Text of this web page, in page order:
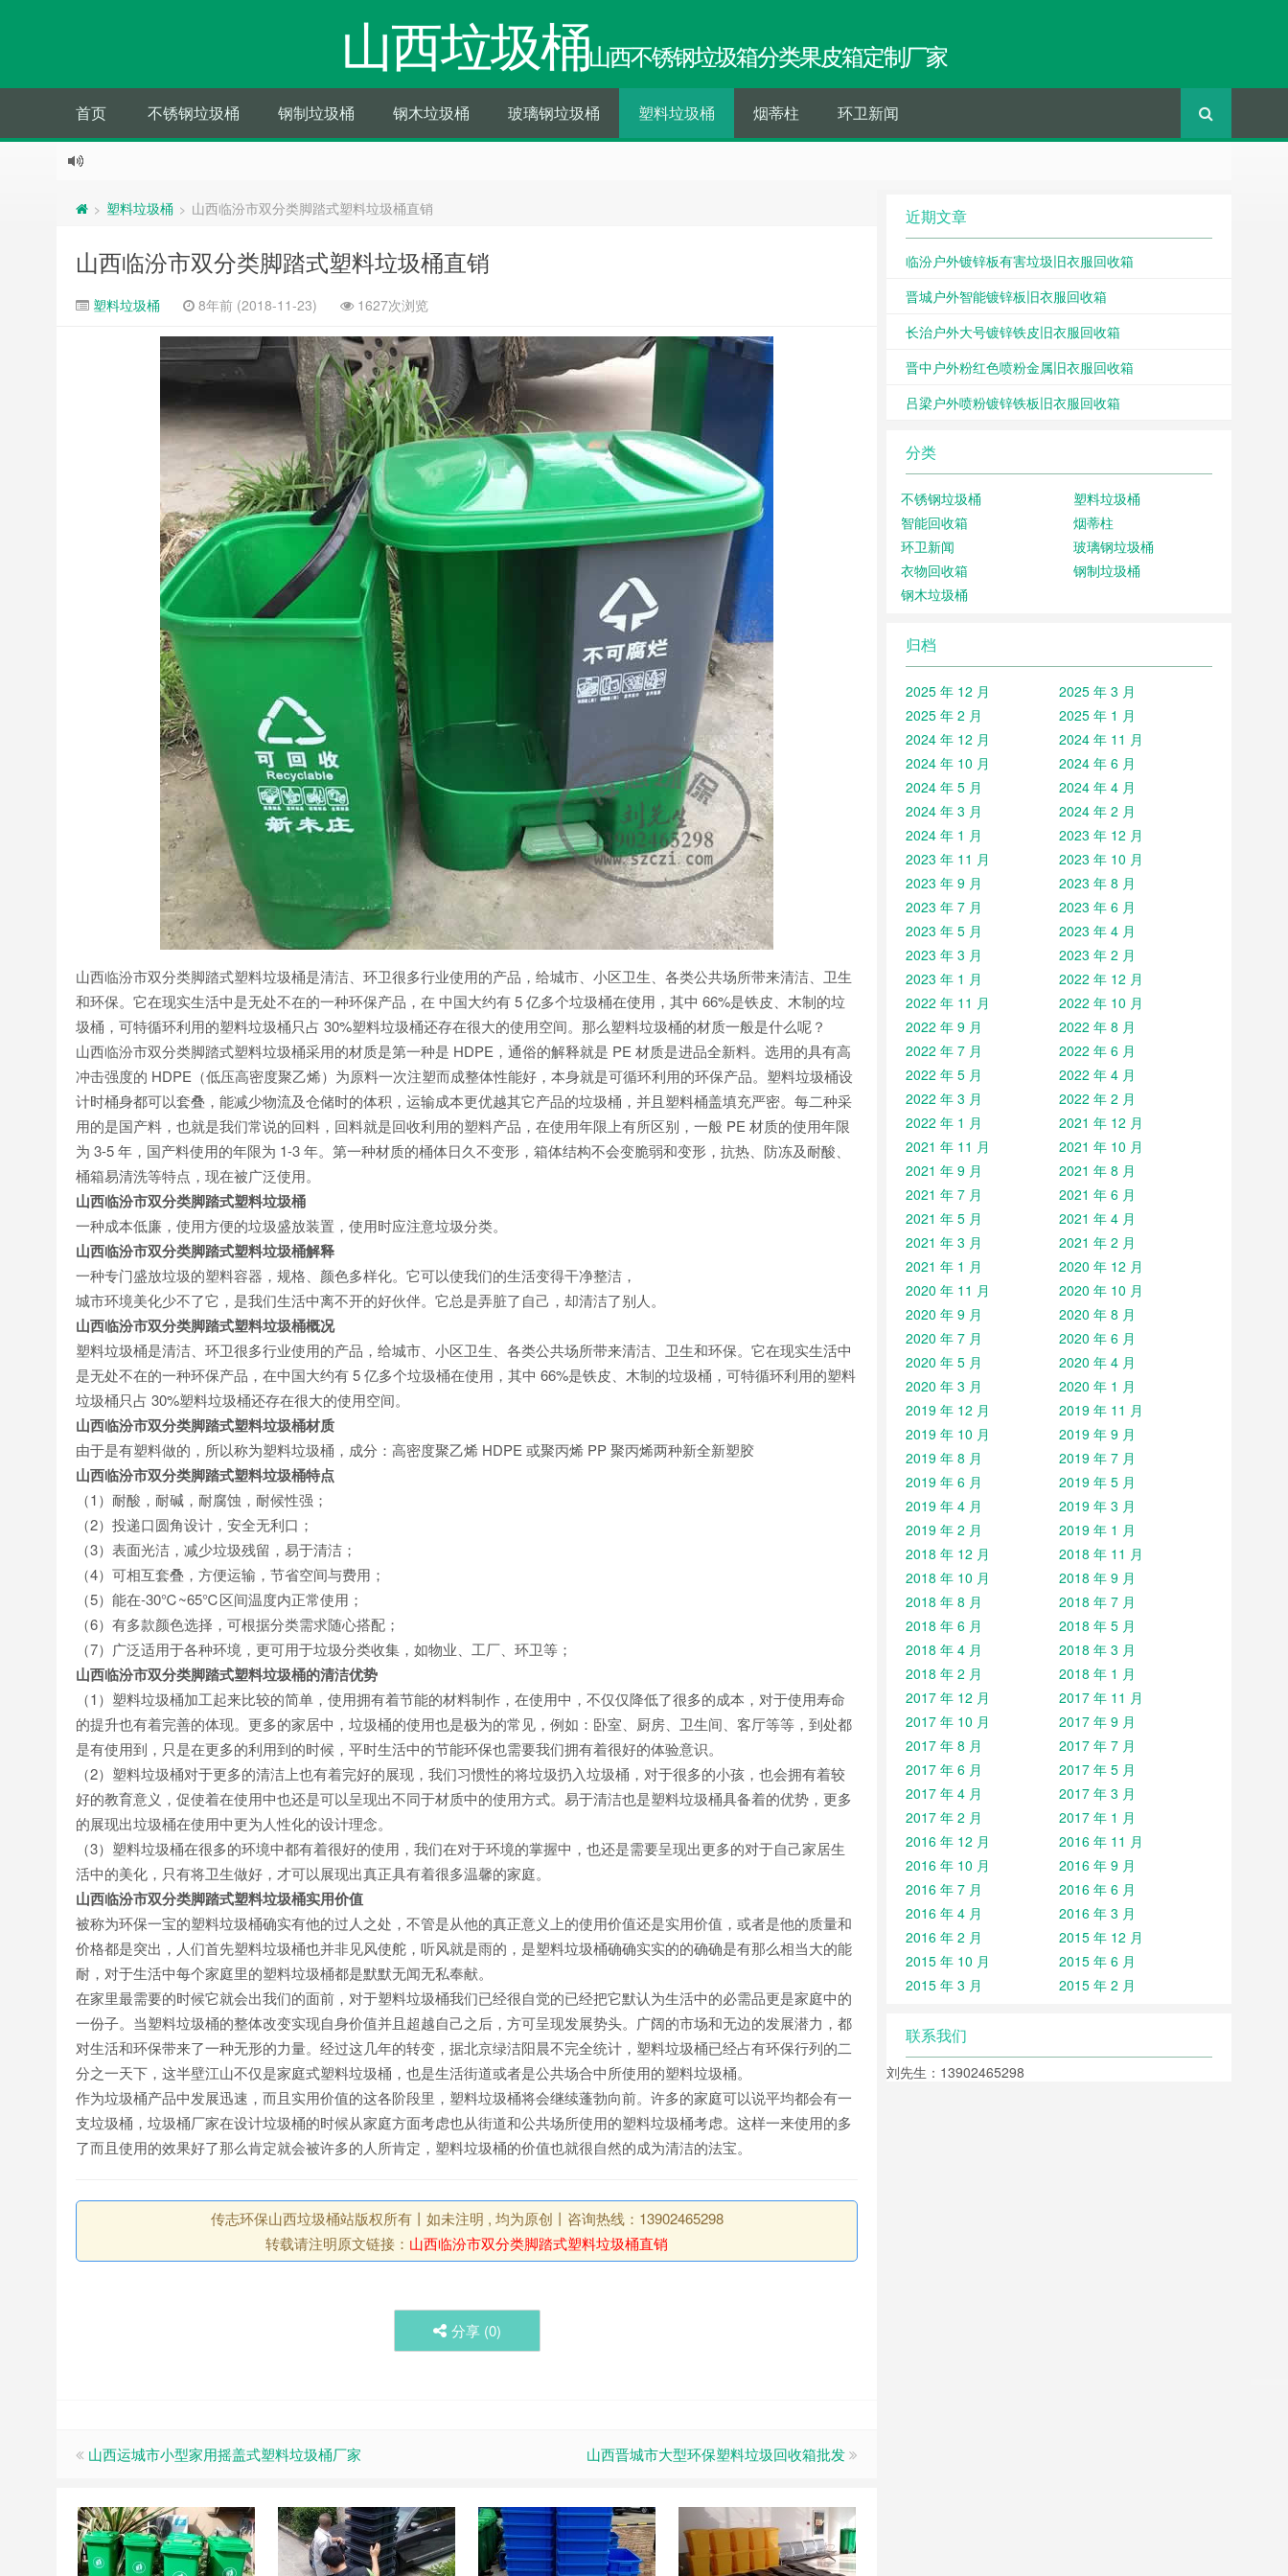
山西垃圾桶山西不锈钢垃圾箱分类果皮箱定制厂家
首页 不锈钢垃圾桶 钢制垃圾桶 钢木垃圾桶 玻璃钢垃圾桶 塑料垃圾桶 烟蒂柱 环卫新闻
> 塑料垃圾桶 > 山西临汾市双分类脚踏式塑料垃圾桶直销
山西临汾市双分类脚踏式塑料垃圾桶直销
塑料垃圾桶 8年前 (2018-11-23) 1627次浏览
山西临汾市双分类脚踏式塑料垃圾桶是清洁、环卫很多行业使用的产品，给城市、小区卫生、各类公共场所带来清洁、卫生
和环保。它在现实生活中是无处不在的一种环保产品，在 中国大约有 5 亿多个垃圾桶在使用，其中 66%是铁皮、木制的垃
圾桶，可特循环利用的塑料垃圾桶只占 30%塑料垃圾桶还存在很大的使用空间。那么塑料垃圾桶的材质一般是什么呢？
山西临汾市双分类脚踏式塑料垃圾桶采用的材质是第一种是 HDPE，通俗的解释就是 PE 材质是进品全新料。选用的具有高
冲击强度的 HDPE（低压高密度聚乙烯）为原料一次注塑而成整体性能好，本身就是可循环利用的环保产品。塑料垃圾桶设
计时桶身都可以套叠，能减少物流及仓储时的体积，运输成本更优越其它产品的垃圾桶，并且塑料桶盖填充严密。每二种采
用的是国产料，也就是我们常说的回料，回料就是回收利用的塑料产品，在使用年限上有所区别，一般 PE 材质的使用年限
为 3-5 年，国产料使用的年限为 1-3 年。第一种材质的桶体日久不变形，箱体结构不会变脆弱和变形，抗热、防冻及耐酸、
桶箱易清洗等特点，现在被广泛使用。
山西临汾市双分类脚踏式塑料垃圾桶
一种成本低廉，使用方便的垃圾盛放装置，使用时应注意垃圾分类。
山西临汾市双分类脚踏式塑料垃圾桶解释
一种专门盛放垃圾的塑料容器，规格、颜色多样化。它可以使我们的生活变得干净整洁，
城市环境美化少不了它，是我们生活中离不开的好伙伴。它总是弄脏了自己，却清洁了别人。
山西临汾市双分类脚踏式塑料垃圾桶概况
塑料垃圾桶是清洁、环卫很多行业使用的产品，给城市、小区卫生、各类公共场所带来清洁、卫生和环保。它在现实生活中
是无处不在的一种环保产品，在中国大约有 5 亿多个垃圾桶在使用，其中 66%是铁皮、木制的垃圾桶，可特循环利用的塑料
垃圾桶只占 30%塑料垃圾桶还存在很大的使用空间。
山西临汾市双分类脚踏式塑料垃圾桶材质
由于是有塑料做的，所以称为塑料垃圾桶，成分：高密度聚乙烯 HDPE 或聚丙烯 PP 聚丙烯两种新全新塑胶
山西临汾市双分类脚踏式塑料垃圾桶特点
（1）耐酸，耐碱，耐腐蚀，耐候性强；
（2）投递口圆角设计，安全无利口；
（3）表面光洁，减少垃圾残留，易于清洁；
（4）可相互套叠，方便运输，节省空间与费用；
（5）能在-30℃~65℃区间温度内正常使用；
（6）有多款颜色选择，可根据分类需求随心搭配；
（7）广泛适用于各种环境，更可用于垃圾分类收集，如物业、工厂、环卫等；
山西临汾市双分类脚踏式塑料垃圾桶的清洁优势
（1）塑料垃圾桶加工起来比较的简单，使用拥有着节能的材料制作，在使用中，不仅仅降低了很多的成本，对于使用寿命
的提升也有着完善的体现。更多的家居中，垃圾桶的使用也是极为的常见，例如：卧室、厨房、卫生间、客厅等等，到处都
是有使用到，只是在更多的利用到的时候，平时生活中的节能环保也需要我们拥有着很好的体验意识。
（2）塑料垃圾桶对于更多的清洁上也有着完好的展现，我们习惯性的将垃圾扔入垃圾桶，对于很多的小孩，也会拥有着较
好的教育意义，促使着在使用中也还是可以呈现出不同于材质中的使用方式。易于清洁也是塑料垃圾桶具备着的优势，更多
的展现出垃圾桶在使用中更为人性化的设计理念。
（3）塑料垃圾桶在很多的环境中都有着很好的使用，我们在对于环境的掌握中，也还是需要呈现出更多的对于自己家居生
活中的美化，只有将卫生做好，才可以展现出真正具有着很多温馨的家庭。
山西临汾市双分类脚踏式塑料垃圾桶实用价值
被称为环保一宝的塑料垃圾桶确实有他的过人之处，不管是从他的真正意义上的使用价值还是实用价值，或者是他的质量和
价格都是突出，人们首先塑料垃圾桶也并非见风使舵，听风就是雨的，是塑料垃圾桶确确实实的的确确是有那么相当大的能
耐，对于生活中每个家庭里的塑料垃圾桶都是默默无闻无私奉献。
在家里最需要的时候它就会出我们的面前，对于塑料垃圾桶我们已经很自觉的已经把它默认为生活中的必需品更是家庭中的
一份子。当塑料垃圾桶的整体改变实现自身价值并且超越自己之后，方可呈现发展势头。广阔的市场和无边的发展潜力，都
对生活和环保带来了一种无形的力量。经过这几年的转变，据北京绿洁阳晨不完全统计，塑料垃圾桶已经占有环保行列的二
分之一天下，这半壁江山不仅是家庭式塑料垃圾桶，也是生活街道或者是公共场合中所使用的塑料垃圾桶。
作为垃圾桶产品中发展迅速，而且实用价值的这各阶段里，塑料垃圾桶将会继续蓬勃向前。许多的家庭可以说平均都会有一
支垃圾桶，垃圾桶厂家在设计垃圾桶的时候从家庭方面考虑也从街道和公共场所使用的塑料垃圾桶考虑。这样一来使用的多
了而且使用的效果好了那么肯定就会被许多的人所肯定，塑料垃圾桶的价值也就很自然的成为清洁的法宝。
传志环保山西垃圾桶站版权所有丨如未注明 , 均为原创丨咨询热线：13902465298
转载请注明原文链接： 山西临汾市双分类脚踏式塑料垃圾桶直销
分享 (0)
山西运城市小型家用摇盖式塑料垃圾桶厂家 山西晋城市大型环保塑料垃圾回收箱批发
近期文章
临汾户外镀锌板有害垃圾旧衣服回收箱
晋城户外智能镀锌板旧衣服回收箱
长治户外大号镀锌铁皮旧衣服回收箱
晋中户外粉红色喷粉金属旧衣服回收箱
吕梁户外喷粉镀锌铁板旧衣服回收箱
分类
不锈钢垃圾桶
塑料垃圾桶
智能回收箱
烟蒂柱
环卫新闻
玻璃钢垃圾桶
衣物回收箱
钢制垃圾桶
钢木垃圾桶
归档
2025 年 12 月
2025 年 3 月
2025 年 2 月
2025 年 1 月
2024 年 12 月
2024 年 11 月
2024 年 10 月
2024 年 6 月
2024 年 5 月
2024 年 4 月
2024 年 3 月
2024 年 2 月
2024 年 1 月
2023 年 12 月
2023 年 11 月
2023 年 10 月
2023 年 9 月
2023 年 8 月
2023 年 7 月
2023 年 6 月
2023 年 5 月
2023 年 4 月
2023 年 3 月
2023 年 2 月
2023 年 1 月
2022 年 12 月
2022 年 11 月
2022 年 10 月
2022 年 9 月
2022 年 8 月
2022 年 7 月
2022 年 6 月
2022 年 5 月
2022 年 4 月
2022 年 3 月
2022 年 2 月
2022 年 1 月
2021 年 12 月
2021 年 11 月
2021 年 10 月
2021 年 9 月
2021 年 8 月
2021 年 7 月
2021 年 6 月
2021 年 5 月
2021 年 4 月
2021 年 3 月
2021 年 2 月
2021 年 1 月
2020 年 12 月
2020 年 11 月
2020 年 10 月
2020 年 9 月
2020 年 8 月
2020 年 7 月
2020 年 6 月
2020 年 5 月
2020 年 4 月
2020 年 3 月
2020 年 1 月
2019 年 12 月
2019 年 11 月
2019 年 10 月
2019 年 9 月
2019 年 8 月
2019 年 7 月
2019 年 6 月
2019 年 5 月
2019 年 4 月
2019 年 3 月
2019 年 2 月
2019 年 1 月
2018 年 12 月
2018 年 11 月
2018 年 10 月
2018 年 9 月
2018 年 8 月
2018 年 7 月
2018 年 6 月
2018 年 5 月
2018 年 4 月
2018 年 3 月
2018 年 2 月
2018 年 1 月
2017 年 12 月
2017 年 11 月
2017 年 10 月
2017 年 9 月
2017 年 8 月
2017 年 7 月
2017 年 6 月
2017 年 5 月
2017 年 4 月
2017 年 3 月
2017 年 2 月
2017 年 1 月
2016 年 12 月
2016 年 11 月
2016 年 10 月
2016 年 9 月
2016 年 7 月
2016 年 6 月
2016 年 4 月
2016 年 3 月
2016 年 2 月
2015 年 12 月
2015 年 10 月
2015 年 6 月
2015 年 3 月
2015 年 2 月
联系我们
刘先生：13902465298